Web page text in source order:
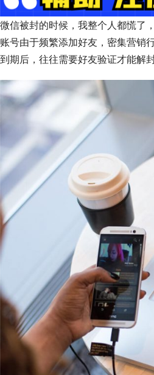
微信被封的时候，我整个人都慌了
账号由于频繁添加好友，密集营销
到期后，往往需要好友验证才能解